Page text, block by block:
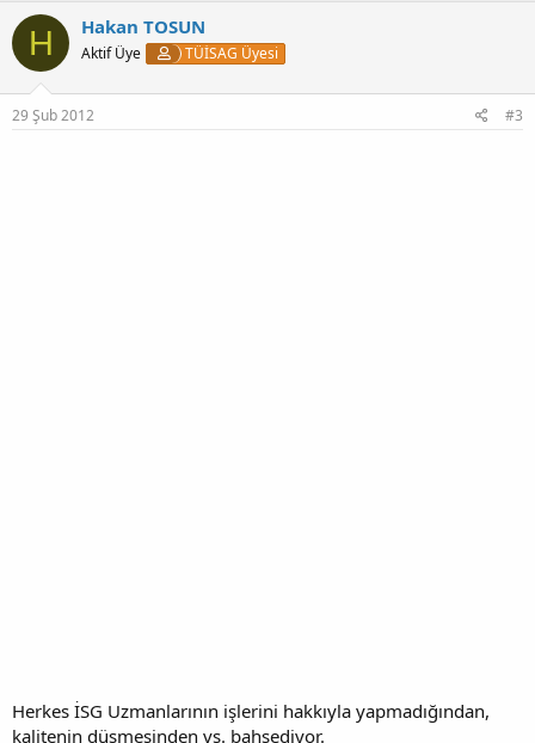
H Hakan TOSUN
Aktif Üye TÜİSAG Üyesi
29 Şub 2012 #3
Herkes İSG Uzmanlarının işlerini hakkıyla yapmadığından,
kalitenin düşmesinden vs. bahsediyor.